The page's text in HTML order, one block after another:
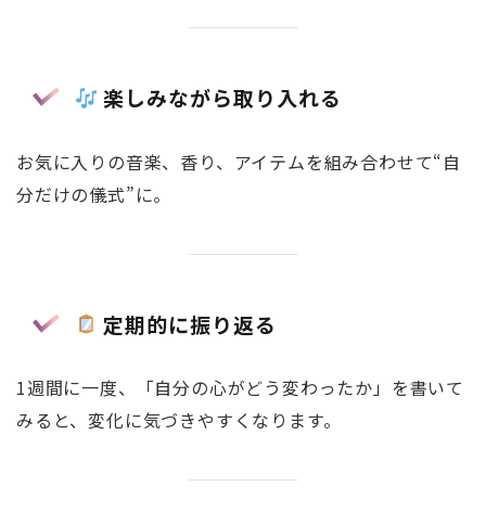
楽しみながら取り入れる
お気に入りの音楽、香り、アイテムを組み合わせて“自
分だけの儀式”に。
定期的に振り返る
1週間に一度、「自分の心がどう変わったか」を書いて
みると、変化に気づきやすくなります。